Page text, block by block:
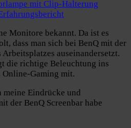
Monitore bekannt. Da ist es
dass man sich bei BenQ mit der
auseinandersetzt.
die richtige Beleuchtung ins
Online-Gaming mit.
Eindrücke und
der BenQ Screenbar habe